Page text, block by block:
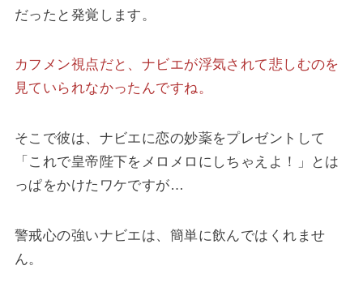
だったと発覚します。
カフメン視点だと、ナビエが浮気されて悲しむのを
見ていられなかったんですね。
そこで彼は、ナビエに恋の妙薬をプレゼントして
「これで皇帝陛下をメロメロにしちゃえよ！」とは
っぱをかけたワケですが…
警戒心の強いナビエは、簡単に飲んではくれませ
ん。